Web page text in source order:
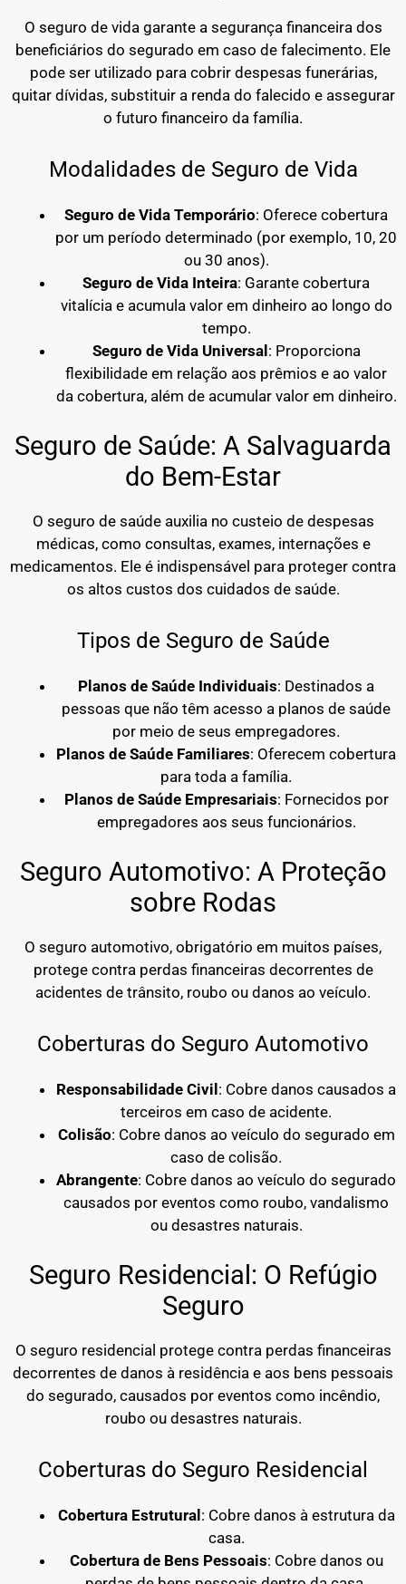
O seguro de vida garante a segurança financeira dos
beneficiários do segurado em caso de falecimento. Ele
pode ser utilizado para cobrir despesas funerárias,
quitar dívidas, substituir a renda do falecido e assegurar
o futuro financeiro da família.
Modalidades de Seguro de Vida
Seguro de Vida Temporário: Oferece cobertura
por um período determinado (por exemplo, 10, 20
ou 30 anos).
Seguro de Vida Inteira: Garante cobertura
vitalícia e acumula valor em dinheiro ao longo do
tempo.
Seguro de Vida Universal: Proporciona
flexibilidade em relação aos prêmios e ao valor
da cobertura, além de acumular valor em dinheiro.
Seguro de Saúde: A Salvaguarda
do Bem-Estar
O seguro de saúde auxilia no custeio de despesas
médicas, como consultas, exames, internações e
medicamentos. Ele é indispensável para proteger contra
os altos custos dos cuidados de saúde.
Tipos de Seguro de Saúde
Planos de Saúde Individuais: Destinados a
pessoas que não têm acesso a planos de saúde
por meio de seus empregadores.
Planos de Saúde Familiares: Oferecem cobertura
para toda a família.
Planos de Saúde Empresariais: Fornecidos por
empregadores aos seus funcionários.
Seguro Automotivo: A Proteção
sobre Rodas
O seguro automotivo, obrigatório em muitos países,
protege contra perdas financeiras decorrentes de
acidentes de trânsito, roubo ou danos ao veículo.
Coberturas do Seguro Automotivo
Responsabilidade Civil: Cobre danos causados a
terceiros em caso de acidente.
Colisão: Cobre danos ao veículo do segurado em
caso de colisão.
Abrangente: Cobre danos ao veículo do segurado
causados por eventos como roubo, vandalismo
ou desastres naturais.
Seguro Residencial: O Refúgio
Seguro
O seguro residencial protege contra perdas financeiras
decorrentes de danos à residência e aos bens pessoais
do segurado, causados por eventos como incêndio,
roubo ou desastres naturais.
Coberturas do Seguro Residencial
Cobertura Estrutural: Cobre danos à estrutura da
casa.
Cobertura de Bens Pessoais: Cobre danos ou